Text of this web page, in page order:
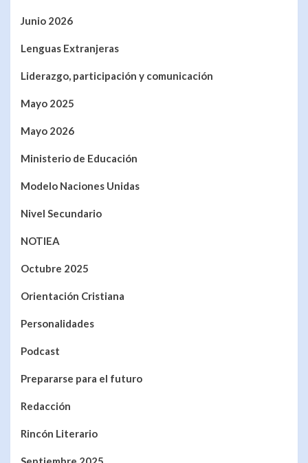
Junio 2026
Lenguas Extranjeras
Liderazgo, participación y comunicación
Mayo 2025
Mayo 2026
Ministerio de Educación
Modelo Naciones Unidas
Nivel Secundario
NOTIEA
Octubre 2025
Orientación Cristiana
Personalidades
Podcast
Prepararse para el futuro
Redacción
Rincón Literario